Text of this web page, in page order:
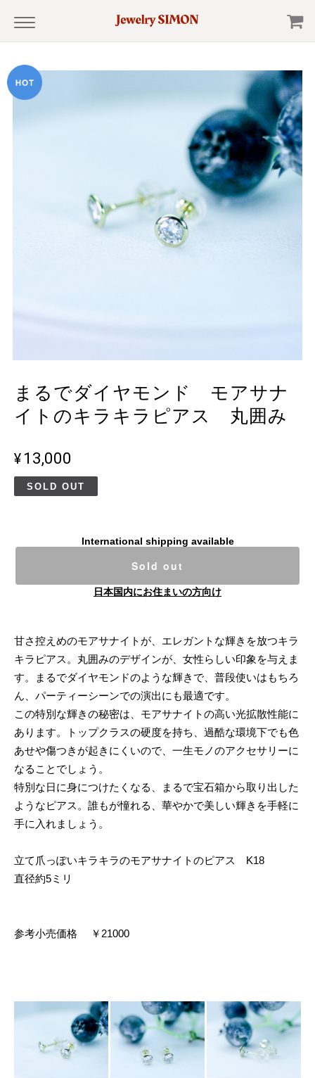
まるでダイヤモンド モアサナ
イトのキラキラピアス 丸囲み
¥13,000
SOLD OUT
International shipping available
Sold out
日本国内にお住まいの方向け
甘さ控えめのモアサナイトが、エレガントな輝きを放つキラ
キラピアス。丸囲みのデザインが、女性らしい印象を与えま
す。まるでダイヤモンドのような輝きで、普段使いはもちろ
ん、パーティーシーンでの演出にも最適です。
この特別な輝きの秘密は、モアサナイトの高い光拡散性能に
あります。トップクラスの硬度を持ち、過酷な環境下でも色
あせや傷つきが起きにくいので、一生モノのアクセサリーに
なることでしょう。
特別な日に身につけたくなる、まるで宝石箱から取り出した
ようなピアス。誰もが憧れる、華やかで美しい輝きを手軽に
手に入れましょう。
立て爪っぽいキラキラのモアサナイトのピアス K18
直径約5ミリ
参考小売価格 ￥21000